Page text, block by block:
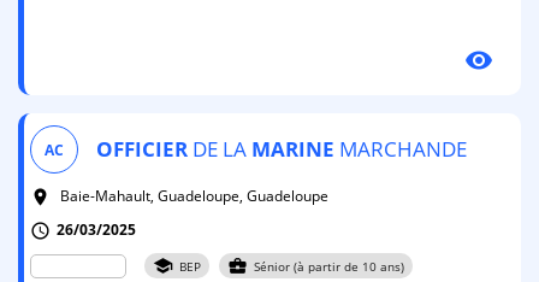
visibility
AC OFFICIER DE LA MARINE MARCHANDE
room
Baie-Mahault, Guadeloupe, Guadeloupe
schedule 26/03/2025
school BEP business_center Sénior (à partir de 10 ans)